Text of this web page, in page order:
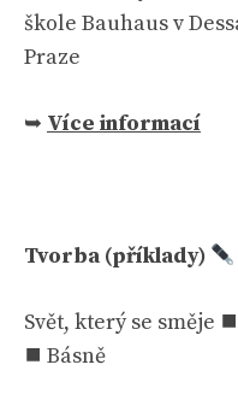
škole Bauhaus v
Praze
➥ Více informací
Tvorba (příklady)
Svět, který se směje
⯀ Básně